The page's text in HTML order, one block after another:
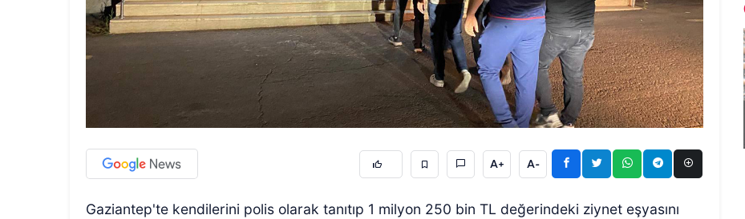
A+ A-
Gaziantep'te kendilerini polis olarak tanıtıp 1 milyon 250 bin TL değerindeki ziynet eşyasını